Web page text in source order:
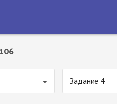
Задание 4